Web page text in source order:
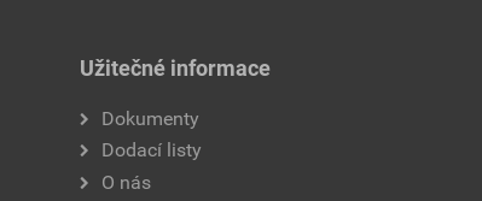
Užitečné informace
Dokumenty
Dodací listy
O nás